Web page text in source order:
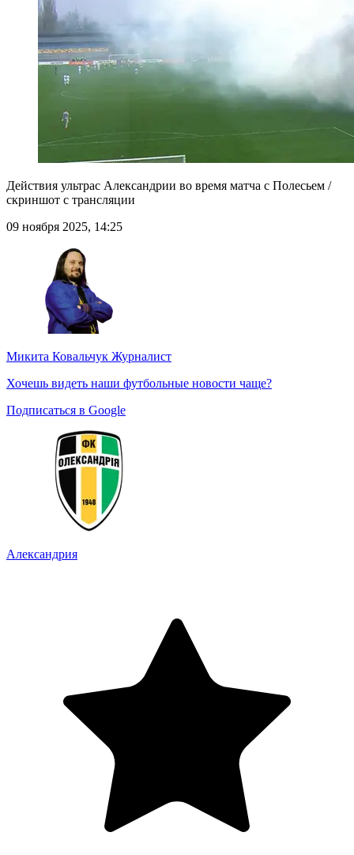
Действия ультрас Александрии во время матча с Полесьем /
скриншот с трансляции
09 ноября 2025, 14:25
Микита Ковальчук Журналист
Хочешь видеть наши футбольные новости чаще?
Подписаться в Google
Александрия